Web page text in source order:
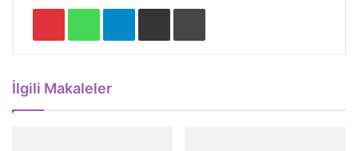
Pinterest WhatsApp Telegram E-Posta ile paylaş Yazdır
İlgili Makaleler